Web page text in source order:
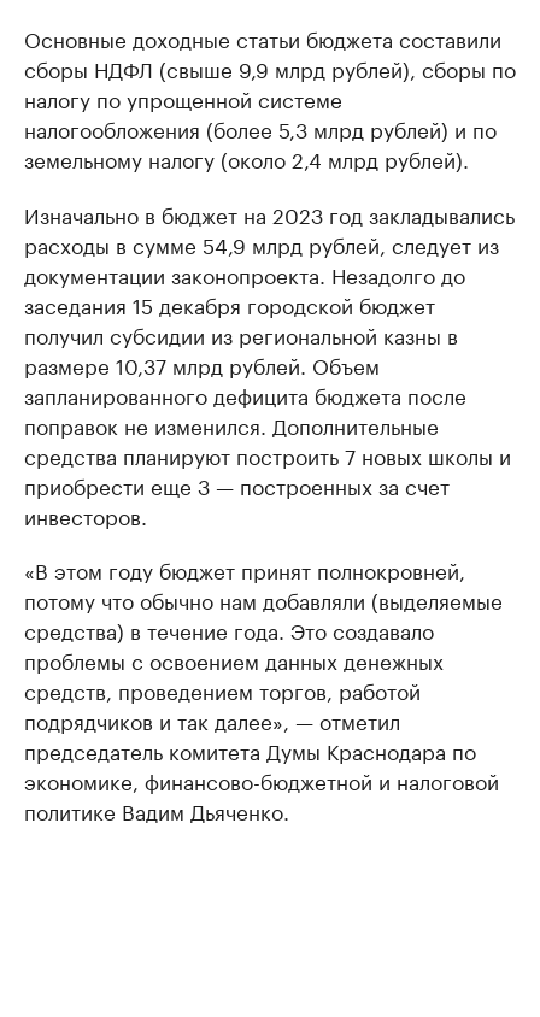
Основные доходные статьи бюджета составили
сборы НДФЛ (свыше 9,9 млрд рублей), сборы по
налогу по упрощенной системе
налогообложения (более 5,3 млрд рублей) и по
земельному налогу (около 2,4 млрд рублей).
Изначально в бюджет на 2023 год закладывались
расходы в сумме 54,9 млрд рублей, следует из
документации законопроекта. Незадолго до
заседания 15 декабря городской бюджет
получил субсидии из региональной казны в
размере 10,37 млрд рублей. Объем
запланированного дефицита бюджета после
поправок не изменился. Дополнительные
средства планируют построить 7 новых школы и
приобрести еще 3 — построенных за счет
инвесторов.
«В этом году бюджет принят полнокровней,
потому что обычно нам добавляли (выделяемые
средства) в течение года. Это создавало
проблемы с освоением данных денежных
средств, проведением торгов, работой
подрядчиков и так далее», — отметил
председатель комитета Думы Краснодара по
экономике, финансово-бюджетной и налоговой
политике Вадим Дьяченко.